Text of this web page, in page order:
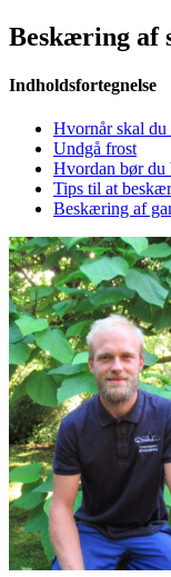
Beskæring af
Indholdsfortegnelse
Hvornår skal du
Undgå frost
Hvordan bør du
Tips til at
Beskæring af